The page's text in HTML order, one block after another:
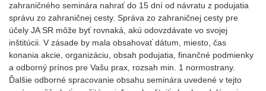
zahraničného seminára nahrať do 15 dní od návratu z podujatia
správu zo zahraničnej cesty. Správa zo zahraničnej cesty pre
účely JA SR môže byť rovnaká, akú odovzdávate vo svojej
inštitúcii. V zásade by mala obsahovať dátum, miesto, čas
konania akcie, organizáciu, obsah podujatia, finančné podmienky
a odborný prínos pre Vašu prax, rozsah min. 1 normostrany.
Ďalšie odborné spracovanie obsahu seminára uvedené v tejto